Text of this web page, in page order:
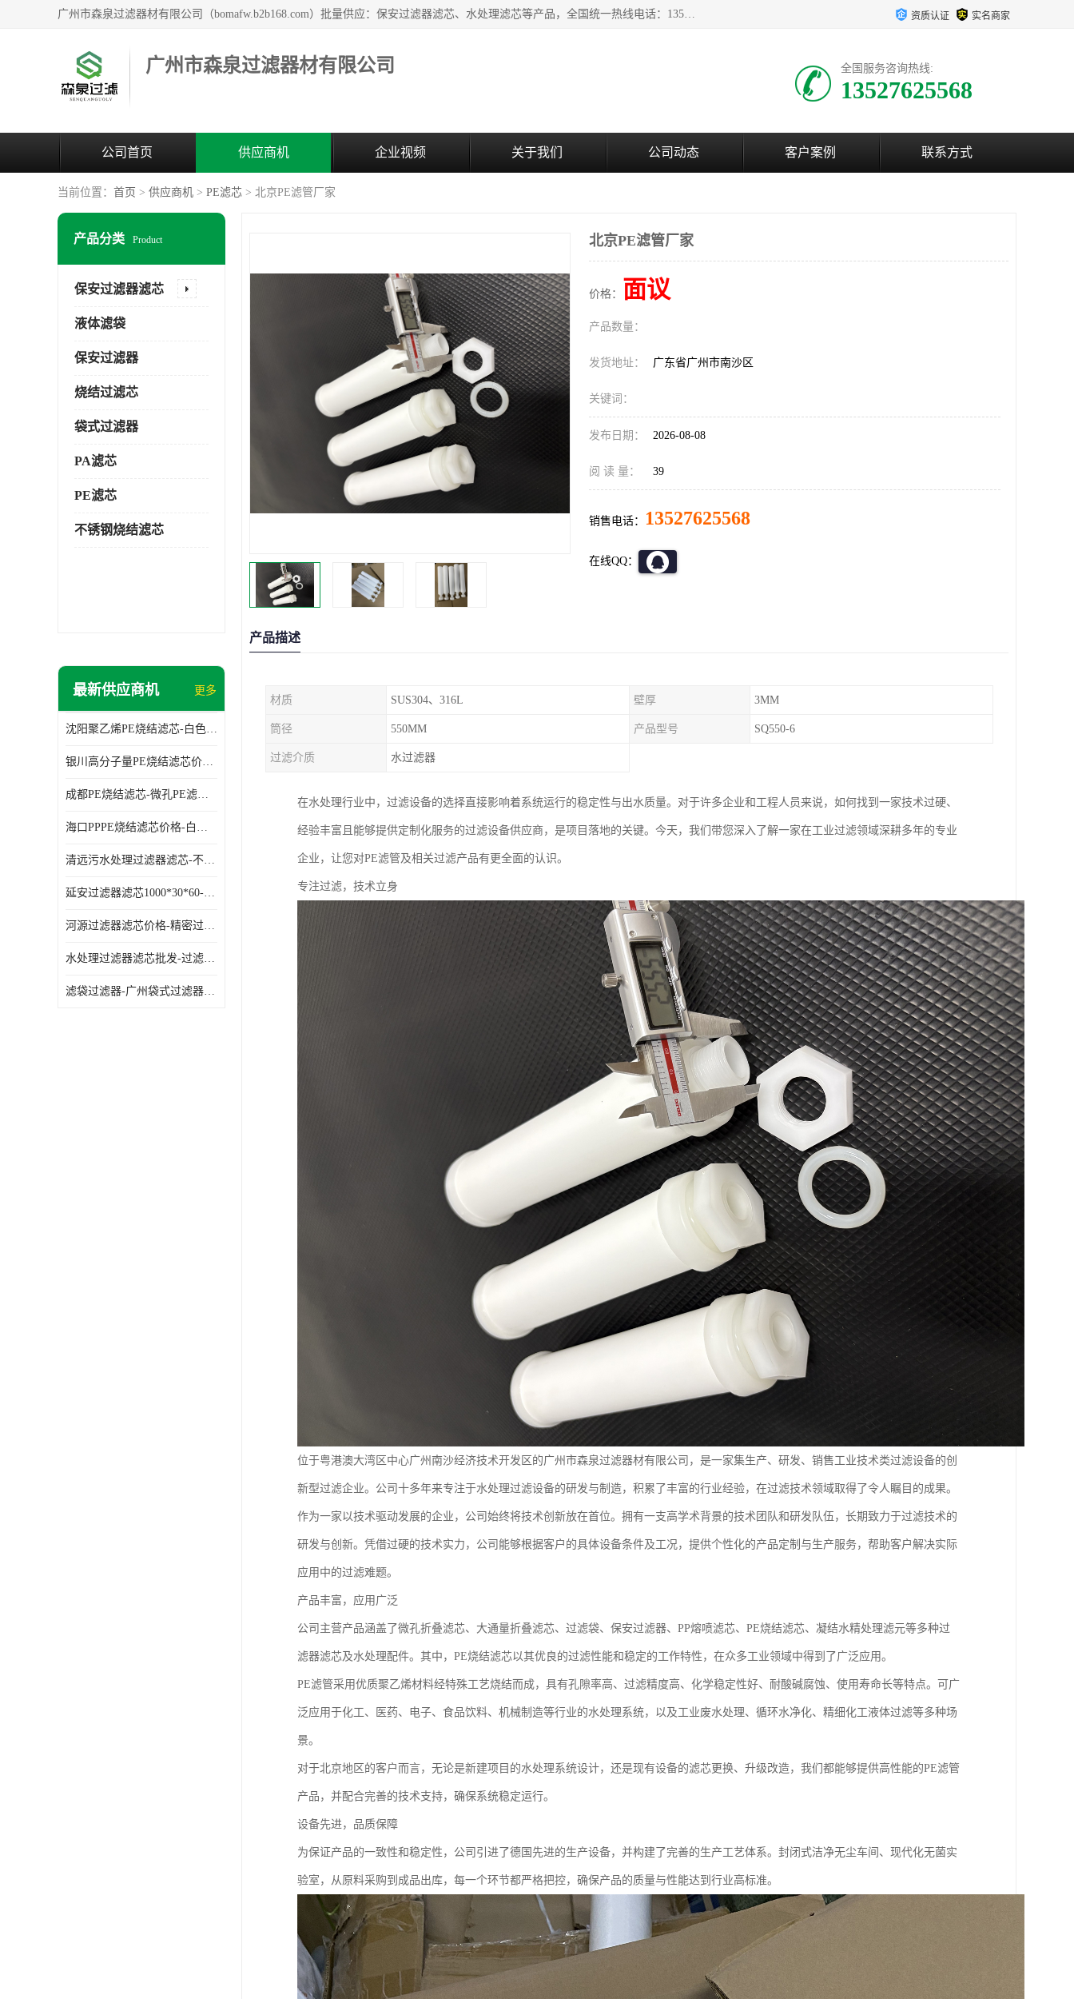
广州市森泉过滤器材有限公司（bomafw.b2b168.com）批量供应：保安过滤器滤芯、水处理滤芯等产品，全国统一热线电话：13527625568。广州市森泉过滤器材有限公司数十年专注于水处理过滤设备的工作，积累了丰富的经验，取得了行业的业绩和成果。 资质认证 实名商家
广州市森泉过滤器材有限公司 全国服务咨询热线:
13527625568
公司首页 供应商机 企业视频 关于我们 公司动态 客户案例 联系方式
当前位置： 首页 > 供应商机 > PE滤芯 > 北京PE滤管厂家
产品分类 Product
保安过滤器滤芯
液体滤袋
保安过滤器
烧结过滤芯
袋式过滤器
PA滤芯
PE滤芯
不锈钢烧结滤芯
最新供应商机 更多
沈阳聚乙烯PE烧结滤芯-白色PE滤芯-使用寿命长
银川高分子量PE烧结滤芯价格-过滤器PE滤芯-高流通能力
成都PE烧结滤芯-微孔PE滤芯-拆洗方便
海口PPPE烧结滤芯价格-白色PE滤芯-各种规格定制
清远污水处理过滤器滤芯-不锈钢过滤器-欢迎来电咨询
延安过滤器滤芯1000*30*60-水过滤筒-型号齐全
河源过滤器滤芯价格-精密过滤器-大流量滤芯
水处理过滤器滤芯批发-过滤器水过滤-节能环保
滤袋过滤器-广州袋式过滤器厂家-经久耐用
北京PE滤管厂家
价格： 面议
产品数量：
发货地址： 广东省广州市南沙区
关键词：
发布日期： 2026-08-08
阅 读 量： 39
销售电话： 13527625568
在线QQ：
产品描述
材质 SUS304、316L 壁厚 3MM
筒径 550MM 产品型号 SQ550-6
过滤介质 水过滤器
在水处理行业中，过滤设备的选择直接影响着系统运行的稳定性与出水质量。对于许多企业和工程人员来说，如何找到一家技术过硬、
经验丰富且能够提供定制化服务的过滤设备供应商，是项目落地的关键。今天，我们带您深入了解一家在工业过滤领域深耕多年的专业
企业，让您对PE滤管及相关过滤产品有更全面的认识。
专注过滤，技术立身
位于粤港澳大湾区中心广州南沙经济技术开发区的广州市森泉过滤器材有限公司，是一家集生产、研发、销售工业技术类过滤设备的创
新型过滤企业。公司十多年来专注于水处理过滤设备的研发与制造，积累了丰富的行业经验，在过滤技术领域取得了令人瞩目的成果。
作为一家以技术驱动发展的企业，公司始终将技术创新放在首位。拥有一支高学术背景的技术团队和研发队伍，长期致力于过滤技术的
研发与创新。凭借过硬的技术实力，公司能够根据客户的具体设备条件及工况，提供个性化的产品定制与生产服务，帮助客户解决实际
应用中的过滤难题。
产品丰富，应用广泛
公司主营产品涵盖了微孔折叠滤芯、大通量折叠滤芯、过滤袋、保安过滤器、PP熔喷滤芯、PE烧结滤芯、凝结水精处理滤元等多种过
滤器滤芯及水处理配件。其中，PE烧结滤芯以其优良的过滤性能和稳定的工作特性，在众多工业领域中得到了广泛应用。
PE滤管采用优质聚乙烯材料经特殊工艺烧结而成，具有孔隙率高、过滤精度高、化学稳定性好、耐酸碱腐蚀、使用寿命长等特点。可广
泛应用于化工、医药、电子、食品饮料、机械制造等行业的水处理系统，以及工业废水处理、循环水净化、精细化工液体过滤等多种场
景。
对于北京地区的客户而言，无论是新建项目的水处理系统设计，还是现有设备的滤芯更换、升级改造，我们都能够提供高性能的PE滤管
产品，并配合完善的技术支持，确保系统稳定运行。
设备先进，品质保障
为保证产品的一致性和稳定性，公司引进了德国先进的生产设备，并构建了完善的生产工艺体系。封闭式洁净无尘车间、现代化无菌实
验室，从原料采购到成品出库，每一个环节都严格把控，确保产品的质量与性能达到行业高标准。